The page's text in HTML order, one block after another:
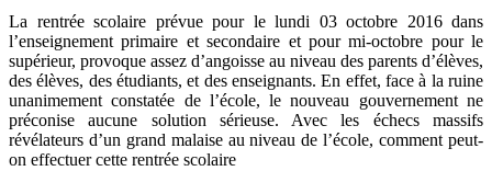
La rentrée scolaire prévue pour le lundi 03 octobre 2016 dans
l’enseignement primaire et secondaire et pour mi-octobre pour le
supérieur, provoque assez d’angoisse au niveau des parents d’élèves,
des élèves, des étudiants, et des enseignants. En effet, face à la ruine
unanimement constatée de l’école, le nouveau gouvernement ne
préconise aucune solution sérieuse. Avec les échecs massifs
révélateurs d’un grand malaise au niveau de l’école, comment peut-
on effectuer cette rentrée scolaire